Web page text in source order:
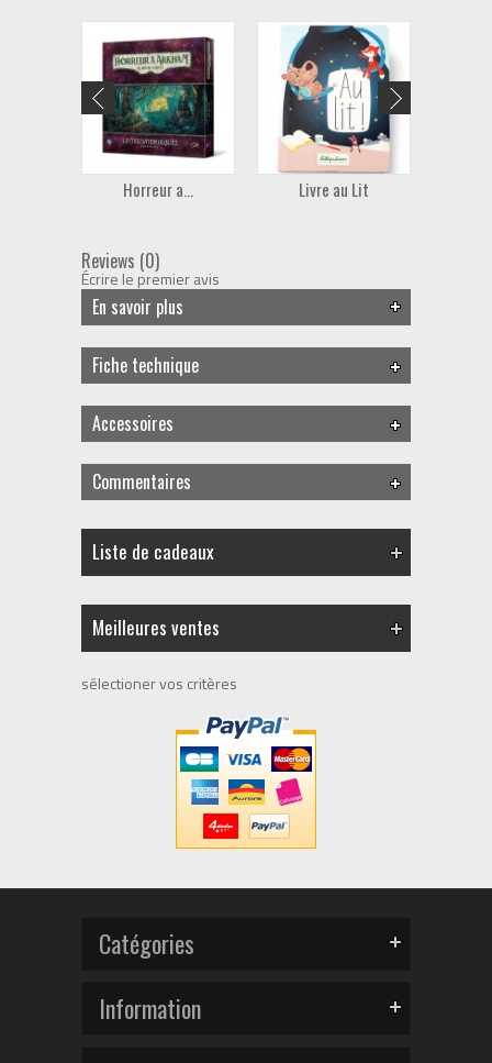
Horreur a... Livre au Lit
Reviews (0)
Écrire le premier avis
En savoir plus
Fiche technique
Accessoires
Commentaires
Liste de cadeaux
Meilleures ventes
sélectioner vos critères
Catégories
Information